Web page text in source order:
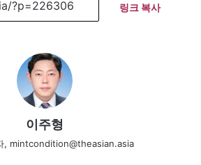
링크 복사
이주형
, mintcondition@theasian.asia